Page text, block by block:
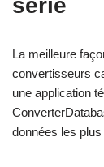
La meilleure
convertisseurs
une application
données les